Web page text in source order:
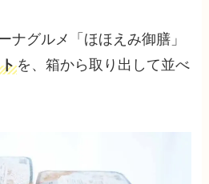
ナグルメ「ほほえみ御膳」
を、箱から取り出して並べ